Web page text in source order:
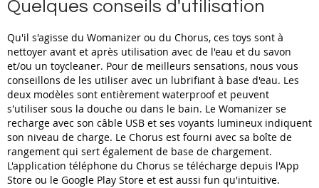
Quelques conseils d'utilisation
Qu'il s'agisse du Womanizer ou du Chorus, ces toys sont à
nettoyer avant et après utilisation avec de l'eau et du savon
et/ou un toycleaner. Pour de meilleurs sensations, nous vous
conseillons de les utiliser avec un lubrifiant à base d'eau. Les
deux modèles sont entièrement waterproof et peuvent
s'utiliser sous la douche ou dans le bain. Le Womanizer se
recharge avec son câble USB et ses voyants lumineux indiquent
son niveau de charge. Le Chorus est fourni avec sa boîte de
rangement qui sert également de base de chargement.
L'application téléphone du Chorus se télécharge depuis l'App
Store ou le Google Play Store et est aussi fun qu'intuitive.